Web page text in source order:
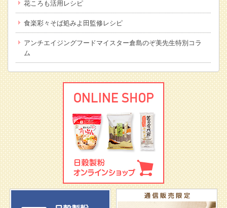
花ころも活用レシピ
食楽彩々そば処みよ田監修レシピ
アンチエイジングフードマイスター倉島のぞ美先生特別コラ
ム